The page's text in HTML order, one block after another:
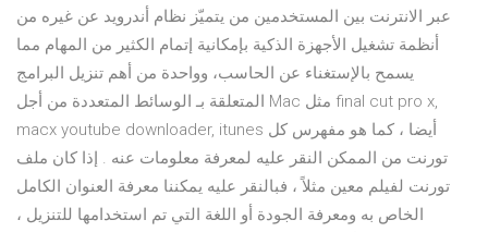
عبر الانترنت بين المستخدمين من يتميّز نظام أندرويد عن غيره من
أنظمة تشغيل الأجهزة الذكية بإمكانية إتمام الكثير من المهام مما
يسمح بالإستغناء عن الحاسب، وواحدة من أهم تنزيل البرامج
المتعلقة بـ الوسائط المتعددة من أجل Mac مثل final cut pro x,
macx youtube downloader, itunes أيضا ، كما هو مفهرس كل
تورنت من الممكن النقر عليه لمعرفة معلومات عنه . إذا كان ملف
تورنت لفيلم معين مثلاً ، فبالنقر عليه يمكننا معرفة العنوان الكامل
الخاص به ومعرفة الجودة أو اللغة التي تم استخدامها للتنزيل ،